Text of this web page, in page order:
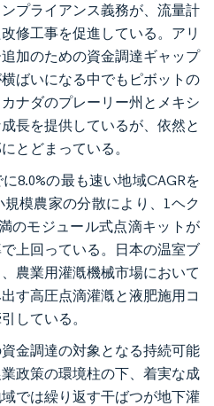
プライアンス義務が、流量計
修工事を促進している。アリ
加のための資金調達ギャップ
ばいになる中でもピボットの
ナダのプレーリー州とメキシ
長を提供しているが、依然と
とどまっている。
8.0%の最も速い地域CAGRを
模農家の分散により、1ヘク
のモジュール式点滴キットが
上回っている。日本の温室ブ
農業用灌漑機械市場において
す高圧点滴灌漑と液肥施用コ
している。
金調達の対象となる持続可能
政策の環境柱の下、着実な成
では繰り返す干ばつが地下灌